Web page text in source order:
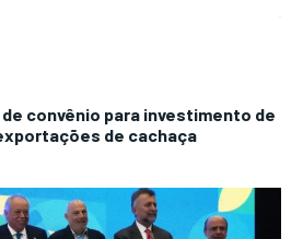
convênio para investimento de
de cachaça